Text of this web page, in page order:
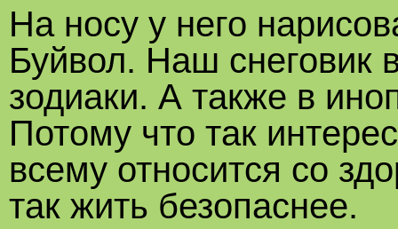
На носу у него
Буйвол. Наш снеговик
зодиаки. А также в
Потому что так
всему относится со
так жить безопаснее.